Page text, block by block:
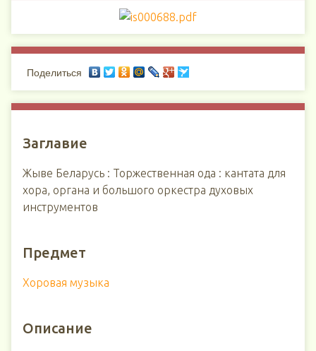
Поделиться
Заглавие
Жыве Беларусь : Торжественная ода : кантата для
хора, органа и большого оркестра духовых
инструментов
Предмет
Хоровая музыка
Описание